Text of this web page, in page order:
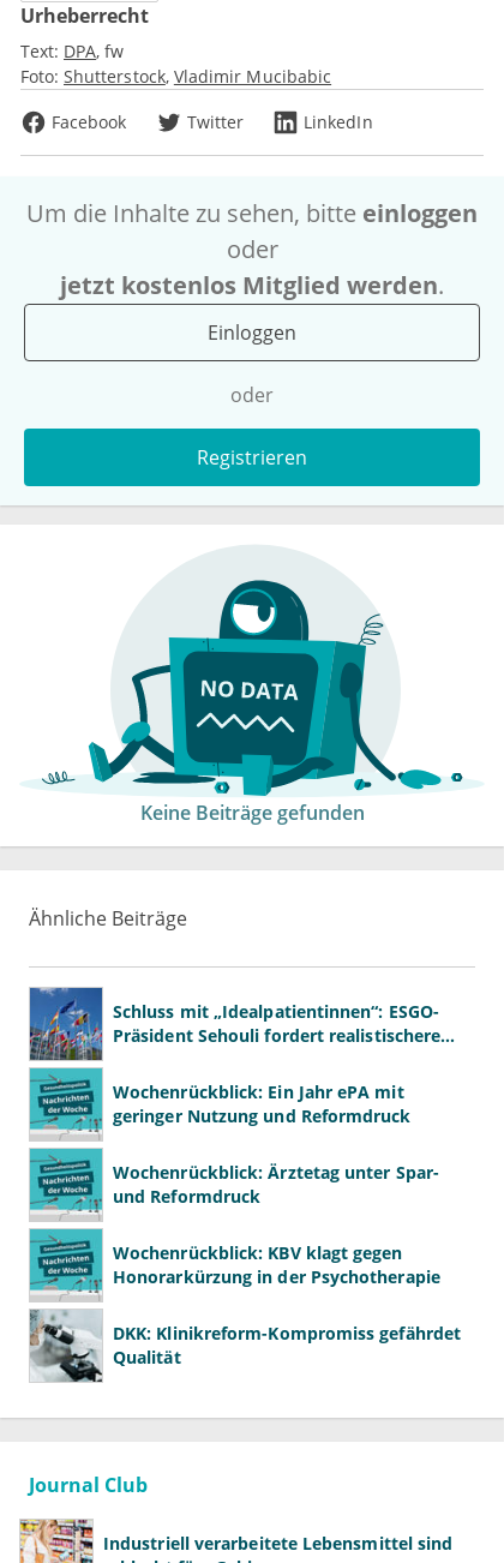
Urheberrecht
Text: DPA fw
Foto: Shutterstock Vladimir Mucibabic
Facebook
Twitter LinkedIn
Um die Inhalte zu sehen, bitte einloggen
oder
jetzt kostenlos Mitglied werden.
Einloggen
oder
Registrieren
Keine Beiträge gefunden
Ähnliche Beiträge
Schluss mit „Idealpatientinnen“: ESGO-
Präsident Sehouli fordert realistischere
Wochenrückblick: Ein Jahr ePA mit
geringer Nutzung und Reformdruck
Wochenrückblick: Ärztetag unter Spar-
und Reformdruck
Wochenrückblick: KBV klagt gegen
Honorarkürzung in der Psychotherapie
DKK: Klinikreform-Kompromiss gefährdet
Qualität
Journal Club
Industriell verarbeitete Lebensmittel sind